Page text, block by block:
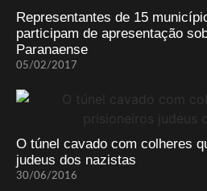
Representantes de 15
participam de apresentação
Paranaense
05/02/2017
O túnel cavado com colheres
judeus dos nazistas
30/06/2016